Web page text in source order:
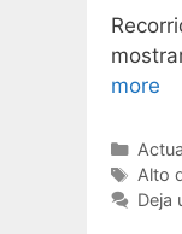
more
Alto
Deja